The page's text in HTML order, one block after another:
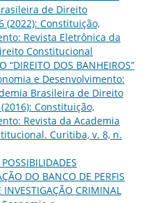
de Direito
(2022): Constituição,
Revista Eletrônica da
Constitucional
O “DIREITO DOS BANHEIROS”
e Desenvolvimento:
Brasileira de Direito
Constituição,
Revista da Academia
Curitiba, v. 8, n.
DO BANCO DE PERFIS
INVESTIGAÇÃO CRIMINAL